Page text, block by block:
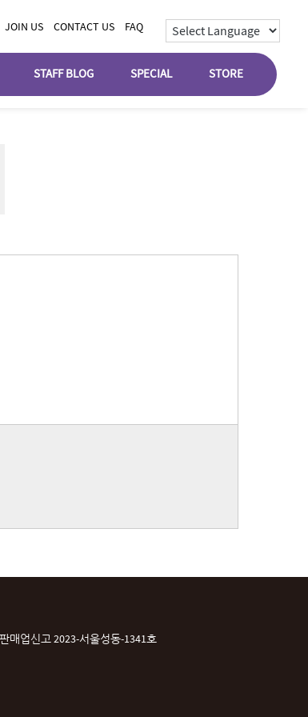
JOIN US CONTACT US FAQ
STAFF BLOG SPECIAL STORE
매업신고 2023-서울성동-1341호